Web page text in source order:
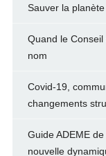
Sauver la
Quand le Conseil
nom
Covid-19,
changements
Guide ADEME
nouvelle